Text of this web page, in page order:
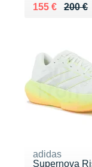
200 €
Au lieu de
155 €
Vendu 155 €
adidas
Supernova